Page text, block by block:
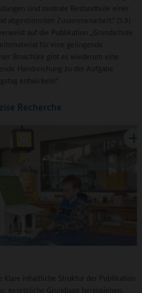
sind zentrale Bestandteile einer
abgestimmten Zusammenarbeit.“ (S.8)
auf die Publikation „Grundschule
für eine gelingende
Broschüre gibt es wiederum eine
Handreichung zu der Aufgabe
entwickeln“.
Recherche
klare inhaltliche Struktur der Publikation
gesetzliche Grundlage heranziehen,